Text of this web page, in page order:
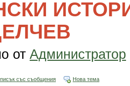
от Администратор
със съобщения Нова тема